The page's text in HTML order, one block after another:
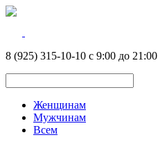
8 (925) 315-10-10 с 9:00 до 21:00
Женщинам
Мужчинам
Всем